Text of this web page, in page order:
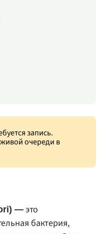
запись.
очереди в
—это
бактерия,